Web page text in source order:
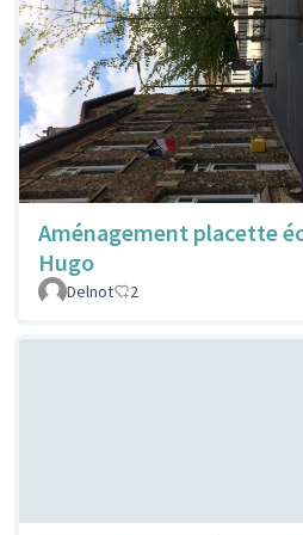
Aménagement placette
Hugo
Delnot 2